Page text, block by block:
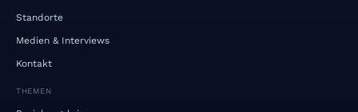
Standorte
Medien & Interviews
Kontakt
THEMEN